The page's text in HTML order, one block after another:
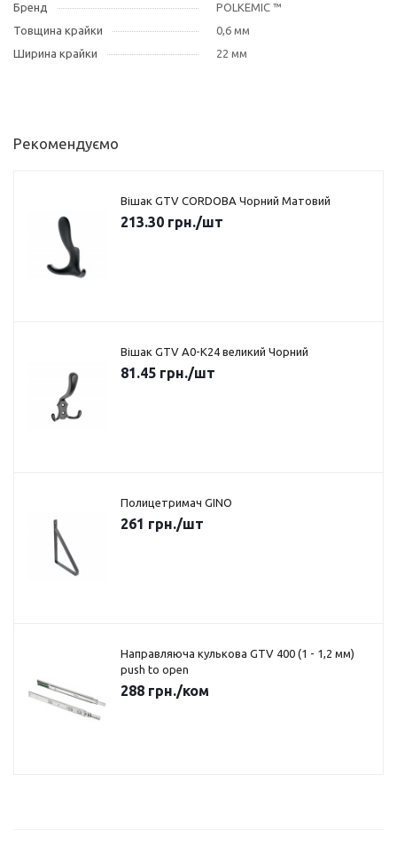
Бренд
POLKEMIC ™
Товщина крайки
0,6 мм
Ширина крайки
22 мм
Рекомендуємо
Вішак GTV CORDOBA Чорний Матовий
213.30 грн./шт
Вішак GTV A0-K24 великий Чорний
81.45 грн./шт
Полицетримач GINO
261 грн./шт
Направляюча кулькова GTV 400 (1 - 1,2 мм)
push to open
288 грн./ком